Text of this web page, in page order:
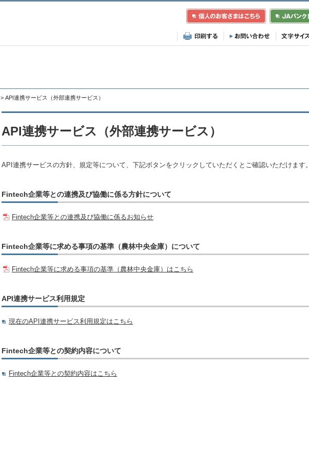
> API連携サービス（外部連携サービス）
API連携サービス（外部連携サービス）
API連携サービスの方針、規定等について、下記ボタンをクリックしていただくとご確認いただけます。
Fintech企業等との連携及び協働に係る方針について
Fintech企業等との連携及び協働に係るお知らせ
Fintech企業等に求める事項の基準（農林中央金庫）について
Fintech企業等に求める事項の基準（農林中央金庫）はこちら
API連携サービス利用規定
現在のAPI連携サービス利用規定はこちら
Fintech企業等との契約内容について
Fintech企業等との契約内容はこちら